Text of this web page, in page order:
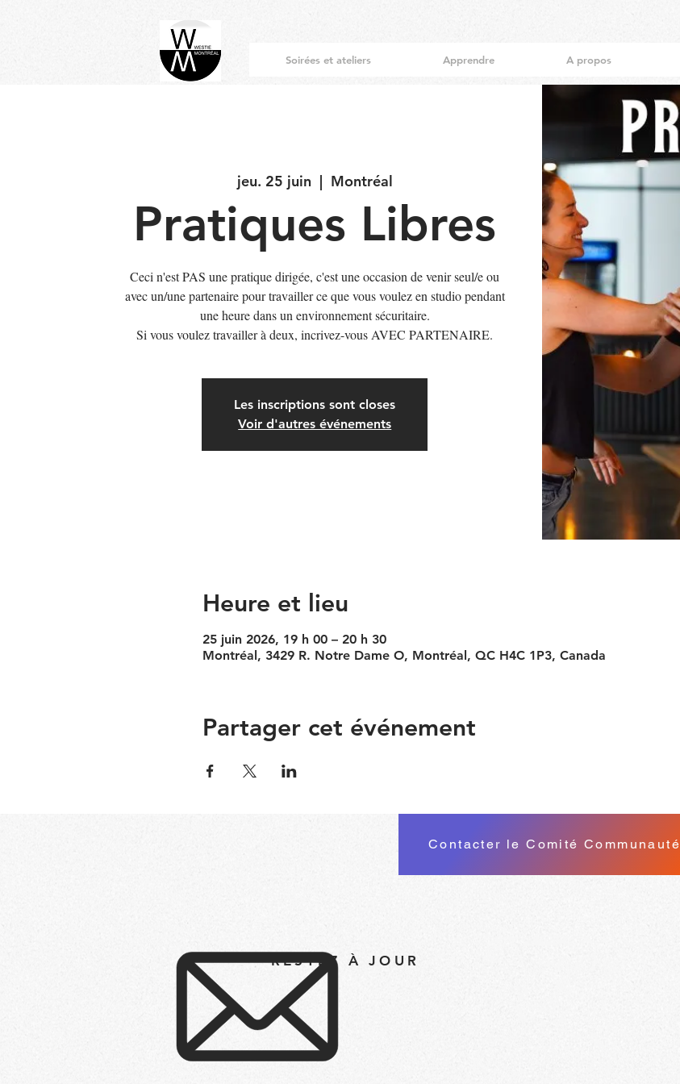
Soirées et ateliers Apprendre A propos
jeu. 25 juin
  |
Montréal
Pratiques Libres
Ceci n'est PAS une pratique dirigée, c'est une occasion de venir seul/e ou
avec un/une partenaire pour travailler ce que vous voulez en studio pendant
une heure dans un environnement sécuritaire.
Si vous voulez travailler à deux, incrivez-vous AVEC PARTENAIRE.
Les inscriptions sont closes
Voir d'autres événements
Heure et lieu
25 juin 2026, 19 h 00 – 20 h 30
Montréal, 3429 R. Notre Dame O, Montréal, QC H4C 1P3, Canada
Partager cet événement
Contacter le Comité Communauté
RESTEZ À JOUR